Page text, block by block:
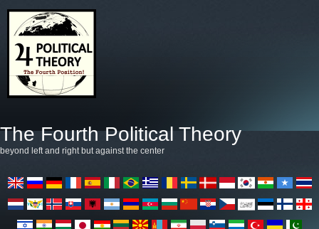
The Fourth Political Theory
beyond left and right but against the center